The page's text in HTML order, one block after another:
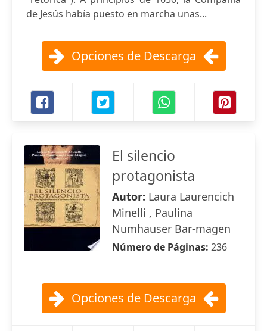
de Jesús había puesto en marcha unas...
Opciones de Descarga
El silencio
protagonista
Autor: Laura Laurencich
Minelli , Paulina
Numhauser Bar-magen
Número de Páginas: 236
Opciones de Descarga